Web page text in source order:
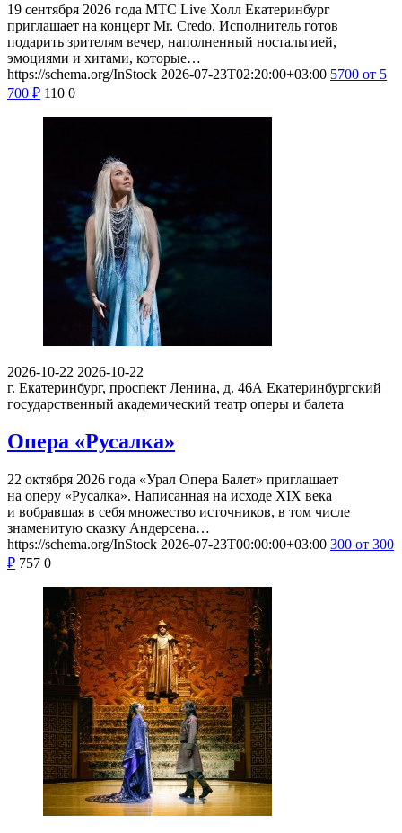
19 сентября 2026 года МТС Live Холл Екатеринбург
приглашает на концерт Mr. Credo. Исполнитель готов
подарить зрителям вечер, наполненный ностальгией,
эмоциями и хитами, которые…
https://schema.org/InStock 2026-07-23T02:20:00+03:00 5700 от 5
700 ₽ 110 0
2026-10-22 2026-10-22
г. Екатеринбург, проспект Ленина, д. 46А Екатеринбургский
государственный академический театр оперы и балета
Опера «Русалка»
22 октября 2026 года «Урал Опера Балет» приглашает
на оперу «Русалка». Написанная на исходе XIX века
и вобравшая в себя множество источников, в том числе
знаменитую сказку Андерсена…
https://schema.org/InStock 2026-07-23T00:00:00+03:00 300 от 300
₽ 757 0